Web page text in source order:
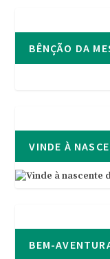
BÊNÇÃO DA
VINDE À
BEM-